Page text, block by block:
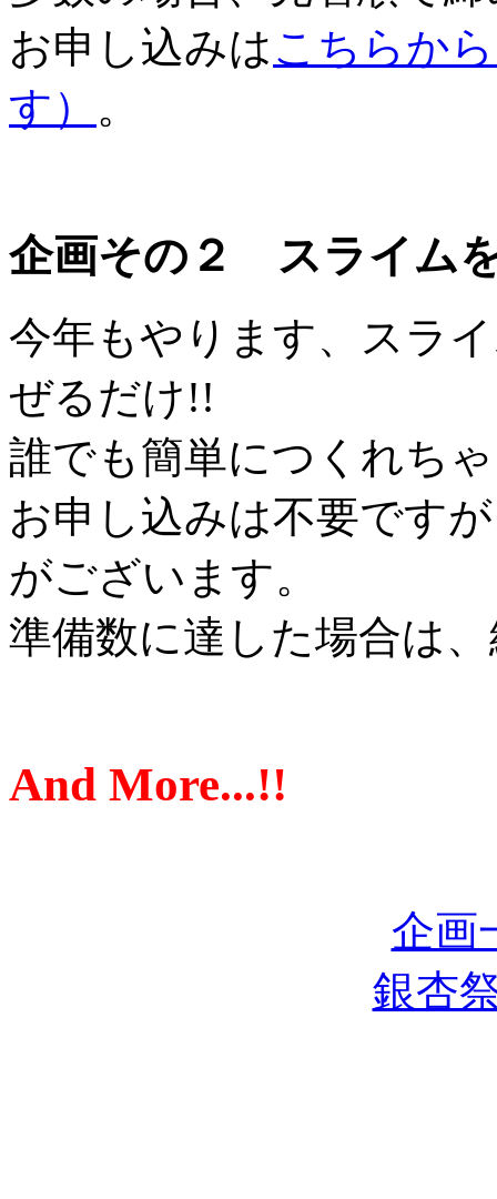
お申し込みはこちらか
す） 。
企画その２ スライム
今年もやります、スラ
ぜるだけ!!
誰でも簡単につくれち
お申し込みは不要です
がございます。
準備数に達した場合は
And More...!!
企画
銀杏